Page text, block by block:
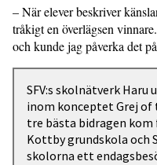
– När elever beskriver
tråkigt en överlägsen
och kunde jag påverka det
SFV:s skolnätverk
inom konceptet Grej of
tre bästa bidragen kom
Kottby grundskola och
skolorna ett